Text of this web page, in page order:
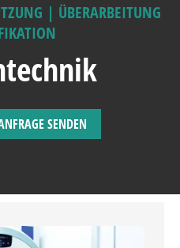
| ÜBERARBEITUNG
SENDEN